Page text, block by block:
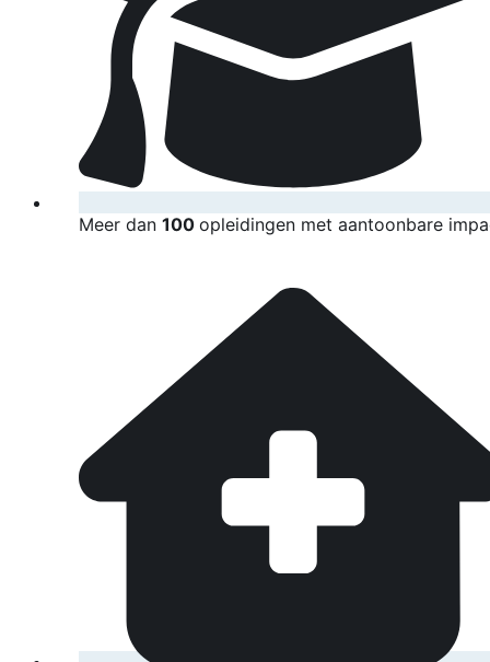
Meer dan 100 opleidingen met aantoonbare